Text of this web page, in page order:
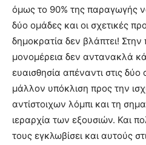
όμως το 90% της παραγωγής
δύο ομάδες και οι σχετικές
δημοκρατία δεν βλάπτει!
μονομέρεια δεν αντανακλά
ευαισθησία απέναντι στις
μάλλον υπόκλιση προς την
αντίστοιχων λόμπι και τη
ιεραρχία των εξουσιών. Και
τους εγκλωβίσει και αυτούς